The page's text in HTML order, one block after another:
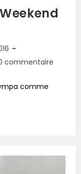
commentaire
comme